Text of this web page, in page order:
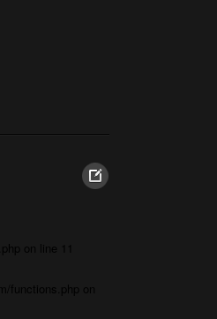
on line
functions.php
on